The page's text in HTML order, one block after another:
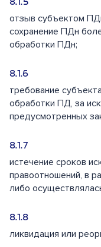
отзыв субъектом
сохранение ПДн
обработки ПДн;
требование
обработки ПД, за
предусмотренных
истечение сроков
правоотношений, в
либо
ликвидация или